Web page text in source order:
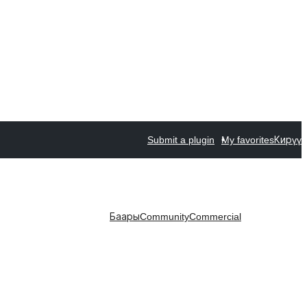
Submit a plugin My favoritesКирүү
БаарыCommunityCommercial